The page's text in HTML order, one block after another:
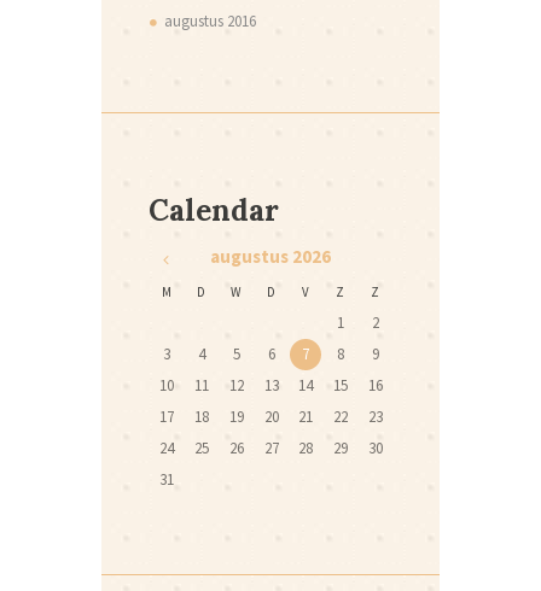
augustus 2016
Calendar
augustus 2026
M D W D V Z Z
1
2
3
4 5 6 7 8
9
10
11 12 13 14 15
16
17
18 19 20 21 22
23
24
25 26 27 28 29
30
31